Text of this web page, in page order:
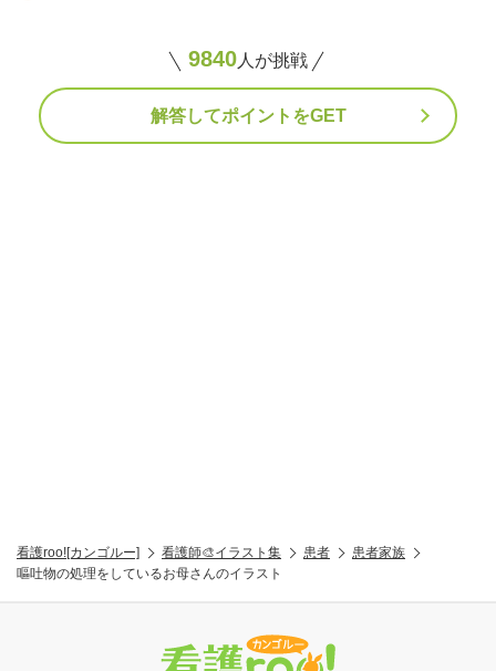
9840 人が挑戦
解答してポイントをGET
看護roo![カンゴルー] 看護師🎨イラスト集 患者
患者家族
嘔吐物の処理をしているお母さんのイラスト